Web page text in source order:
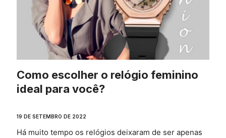
Como escolher o relógio feminino
ideal para você?
19 DE SETEMBRO DE 2022
Há muito tempo os relógios deixaram de ser apenas